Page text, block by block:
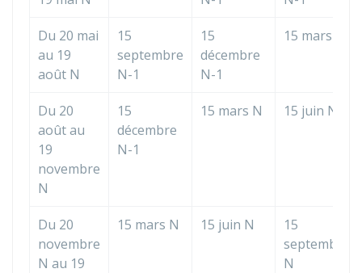
Du 20 mai
au 19
août N
15
septembre
N-1
15
décembre
N-1
15 mars N
Du 20
août au
19
novembre
N
15
décembre
N-1
15 mars N 15 juin N
Du 20
novembre
N au 19
15 mars N 15 juin N
15
septembre
N